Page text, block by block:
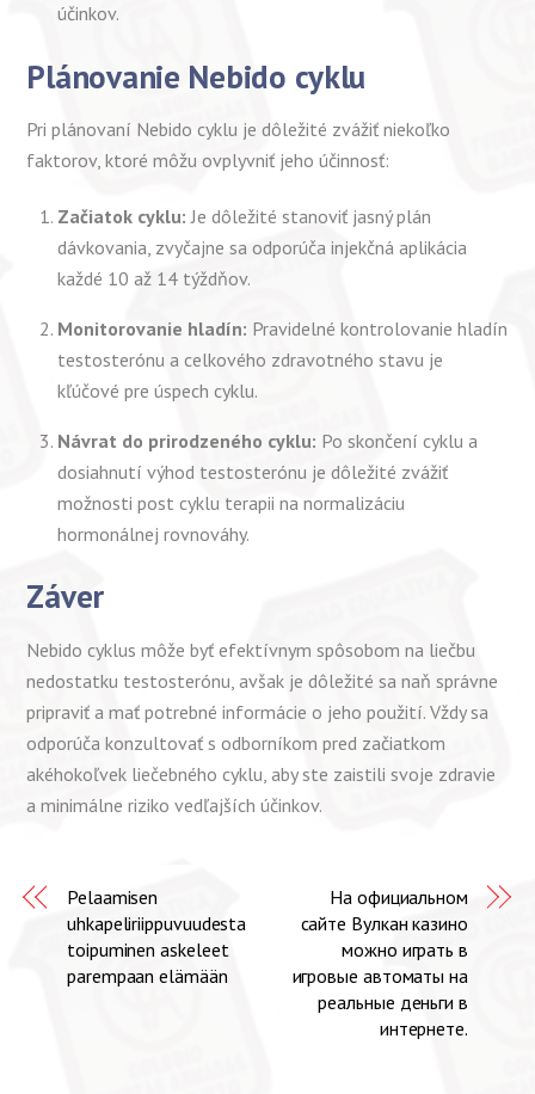
účinkov.
Plánovanie Nebido cyklu
Pri plánovaní Nebido cyklu je dôležité zvážiť niekoľko
faktorov, ktoré môžu ovplyvniť jeho účinnosť:
Začiatok cyklu: Je dôležité stanoviť jasný plán
dávkovania, zvyčajne sa odporúča injekčná aplikácia
každé 10 až 14 týždňov.
Monitorovanie hladín: Pravidelné kontrolovanie hladín
testosterónu a celkového zdravotného stavu je
kľúčové pre úspech cyklu.
Návrat do prirodzeného cyklu: Po skončení cyklu a
dosiahnutí výhod testosterónu je dôležité zvážiť
možnosti post cyklu terapii na normalizáciu
hormonálnej rovnováhy.
Záver
Nebido cyklus môže byť efektívnym spôsobom na liečbu
nedostatku testosterónu, avšak je dôležité sa naň správne
pripraviť a mať potrebné informácie o jeho použití. Vždy sa
odporúča konzultovať s odborníkom pred začiatkom
akéhokoľvek liečebného cyklu, aby ste zaistili svoje zdravie
a minimálne riziko vedľajších účinkov.
Pelaamisen
uhkapeliriippuvuudesta
toipuminen askeleet
parempaan elämään
На официальном
сайте Вулкан казино
можно играть в
игровые автоматы на
реальные деньги в
интернете.